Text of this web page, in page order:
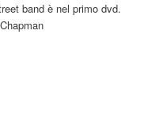
band è nel primo dvd.